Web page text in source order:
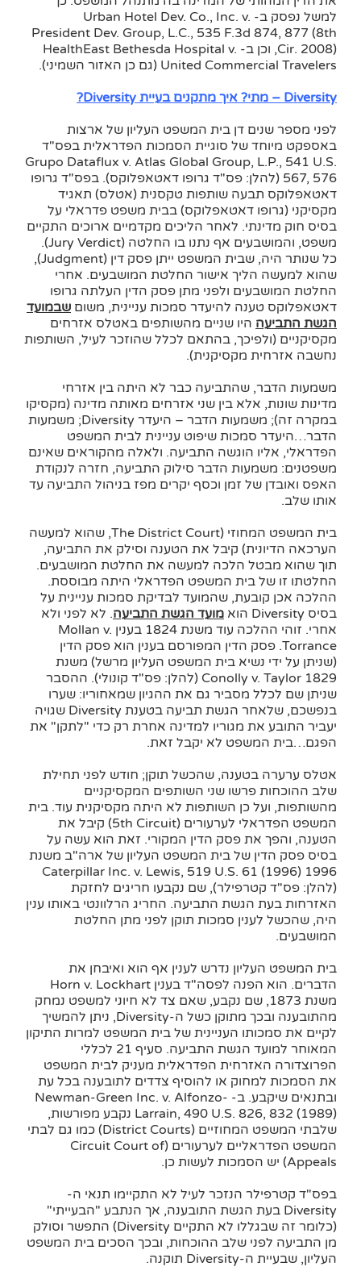
למשל נפסק ב- Urban Hotel Dev. Co., Inc. v.
President Dev. Group, L.C., 535 F.3d 874, 877 (8th
Cir. 2008), וכן ב- HealthEast Bethesda Hospital v.
United Commercial Travelers (גם כן האזור השמיני).
Diversity – מתי? איך מתקנים בעיית Diversity?
לפני מספר שנים דן בית המשפט העליון של ארצות
באספקט מיוחד של סוגיית הסמכות הפדראלית בפס"ד
Grupo Dataflux v. Atlas Global Group, L.P., 541 U.S.
567, 576 (להלן: פס"ד גרופו דאטאפלוקס). בפס"ד גרופו
דאטאפלוקס תבעה שותפות טקסנית (אטלס) תאגיד
מקסיקני (גרופו דאטאפלוקס) בבית משפט פדראלי על
בסיס חוק מדינתי. לאחר הליכים מקדמיים ארוכים התקיים
משפט, והמושבעים אף נתנו בו החלטה (Jury Verdict).
כל שנותר היה, שבית המשפט ייתן פסק דין (Judgment),
שהוא למעשה הליך אישור החלטת המושבעים. אחרי
החלטת המושבעים ולפני מתן פסק הדין העלתה גרופו
דאטאפלוקס טענה להיעדר סמכות עניינית, משום שבמועד
הגשת התביעה היו שניים מהשותפים באטלס אזרחים
מקסיקניים (ולפיכך, בהתאם לכלל שהוזכר לעיל, השותפות
נחשבה אזרחית מקסיקנית).
משמעות הדבר, שהתביעה כבר לא היתה בין אזרחי
מדינות שונות, אלא בין שני אזרחים מאותה מדינה (מקסיקו
במקרה זה); משמעות הדבר – היעדר Diversity; משמעות
הדבר…היעדר סמכות שיפוט עניינית לבית המשפט
הפדראלי, אליו הוגשה התביעה. ולאלה מהקוראים שאינם
משפטנים: משמעות הדבר סילוק התביעה, חזרה לנקודת
האפס ואובדן של זמן וכסף יקרים מפז בניהול התביעה עד
אותו שלב.
בית המשפט המחוזי (The District Court, שהוא למעשה
הערכאה הדיונית) קיבל את הטענה וסילק את התביעה,
תוך שהוא מבטל הלכה למעשה את החלטת המושבעים.
החלטתו זו של בית המשפט הפדראלי היתה מבוססת.
ההלכה אכן קובעת, שהמועד לבדיקת סמכות עניינית על
בסיס Diversity הוא
מועד הגשת התביעה. לא לפני ולא
אחרי. זוהי ההלכה עוד משנת 1824 בענין Mollan v.
Torrance. פסק הדין המפורסם בענין הוא פסק הדין
(שניתן על ידי נשיא בית המשפט העליון מרשל) משנת
1829 Conolly v. Taylor (להלן: פס"ד קונולי). ההסבר
שניתן שם לכלל מסביר גם את ההגיון שמאחוריו: שערו
בנפשכם, שלאחר הגשת תביעה בטענת Diversity שגויה
יעביר התובע את מגוריו למדינה אחרת רק כדי "לתקן" את
הפגם…בית המשפט לא יקבל זאת.
אטלס ערערה בטענה, שהכשל תוקן; חודש לפני תחילת
שלב ההוכחות פרשו שני השותפים המקסיקניים
מהשותפות, ועל כן השותפות לא היתה מקסיקנית עוד. בית
המשפט הפדראלי לערעורים (5th Circuit) קיבל את
הטענה, והפך את פסק הדין המקורי. זאת הוא עשה על
בסיס פסק הדין של בית המשפט העליון של ארה"ב משנת
1996 Caterpillar Inc. v. Lewis, 519 U.S. 61 (1996)
(להלן: פס"ד קטרפילר), שם נקבעו חריגים לחזקת
האזרחות בעת הגשת התביעה. החריג הרלוונטי באותו ענין
היה, שהכשל לענין סמכות תוקן לפני מתן החלטת
המושבעים.
בית המשפט העליון נדרש לענין אף הוא ואיבחן את
הדברים. הוא הפנה לפסה"ד בענין Horn v. Lockhart
משנת 1873, שם נקבע, שאם צד לא חיוני למשפט נמחק
מהתובענה ובכך מתוקן כשל ה-Diversity, ניתן להמשיך
לקיים את סמכותו העניינית של בית המשפט למרות התיקון
המאוחר למועד הגשת התביעה. סעיף 21 לכללי
הפרוצדורה האזרחית הפדראלית מעניק לבית המשפט
את הסמכות למחוק או להוסיף צדדים לתובענה בכל עת
ובתנאים שיקבע. ב- Newman-Green Inc. v. Alfonzo-
Larrain, 490 U.S. 826, 832 (1989) נקבע מפורשות,
שלבתי המשפט המחוזיים (District Courts) כמו גם לבתי
המשפט הפדראליים לערעורים (Circuit Court of
Appeals) יש הסמכות לעשות כן.
בפס"ד קטרפילר הנזכר לעיל לא התקיימו תנאי ה-
Diversity בעת הגשת התובענה, אך הנתבע "הבעייתי"
(כלומר זה שבגללו לא התקיים Diversity) התפשר וסולק
מן התביעה לפני שלב ההוכחות, ובכך הסכים בית המשפט
העליון, שבעיית ה-Diversity תוקנה.